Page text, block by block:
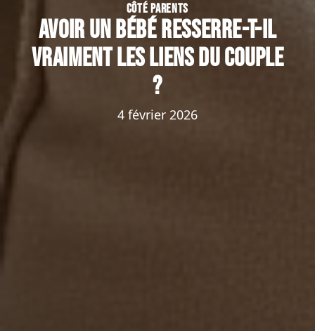
CÔTÉ PARENTS
Avoir un bébé resserre-t-il
vraiment les liens du couple
?
4 février 2026